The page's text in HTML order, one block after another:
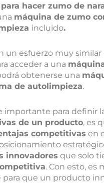
hacer zumo de
máquina de zumo
incluido.
un esfuerzo muy
acceder a una
obtenerse una
de autolimpieza.
importante para definir
de un producto, es
competitivas en
innovadores que solo
. Con esto, es
para que un producto